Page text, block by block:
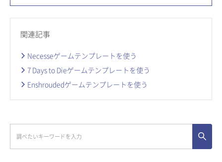
関連記事
Necesseゲームテンプレートを使う
7 Days to Dieゲームテンプレートを使う
Enshroudedゲームテンプレートを使う